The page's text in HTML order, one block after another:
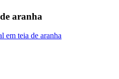
aranha
em teia de aranha